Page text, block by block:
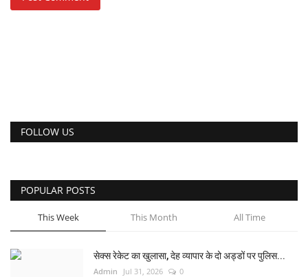
FOLLOW US
POPULAR POSTS
This Week This Month All Time
सेक्स रेकेट का खुलासा, देह व्यापार के दो अड्डों पर पुलिस...
Admin Jul 31, 2026 0